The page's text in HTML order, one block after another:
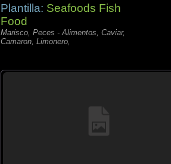
Plantilla: Seafoods Fish
Food
Marisco, Peces - Alimentos, Caviar,
Camaron, Limonero,